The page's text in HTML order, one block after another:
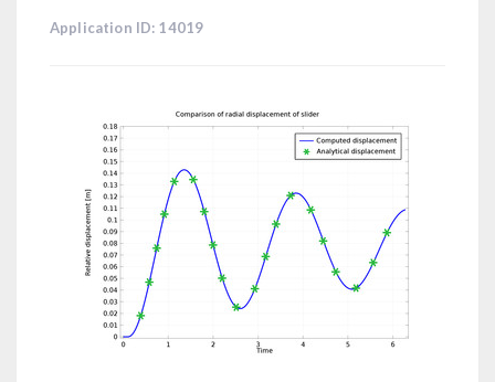
Application ID: 14019